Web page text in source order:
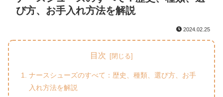
び方、お手入れ方法を解説
2024.02.25
目次
ナースシューズのすべて：歴史、種類、選び方、お手
入れ方法を解説